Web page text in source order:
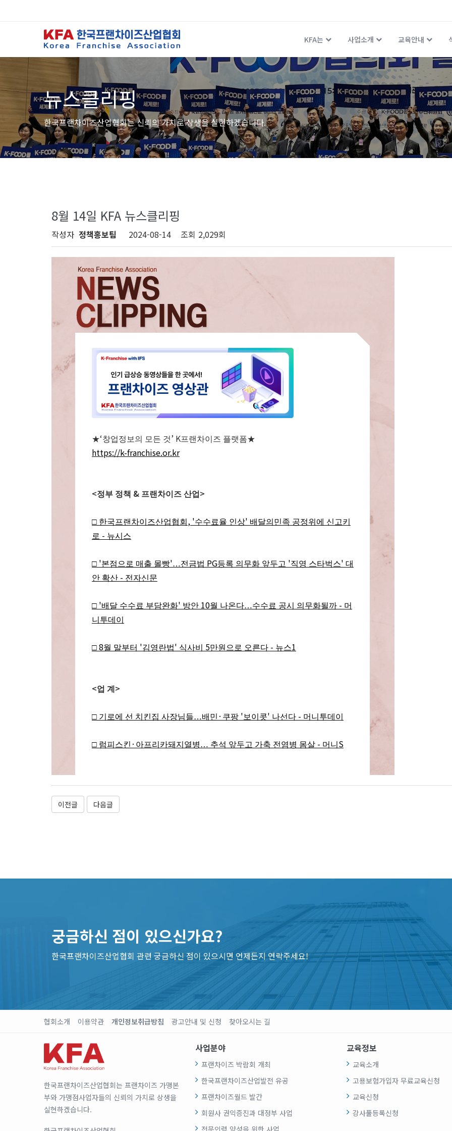
KFA는 사업소개 교육안내
뉴스클리핑
한국프랜차이즈산업협회는 신뢰의 가치로 상생을 실현하겠습니다.
8월 14일 KFA 뉴스클리핑
작성자 정책홍보팀 2024-08-14 조회 2,029회
★‘창업정보의 모든 것’ K프랜차이즈 플랫폼★
https://k-franchise.or.kr
<정부 정책 & 프랜차이즈 산업 >
□ 한국프랜차이즈산업협회 , '수수료율 인상' 배달의민족 공정위에 신고키
로 - 뉴시스
□ '본점으로 매출 몰빵'…전금법 PG등록 의무화 앞두고 '직영 스타벅스' 대
안 확산 - 전자신문
□ '배달 수수료 부담완화' 방안 10월 나온다…수수료 공시 의무화될까 - 머
니투데이
□ 8월 말부터 '김영란법' 식사비 5만원으로 오른다 - 뉴스1
<업 계 >
□ 기로에 선 치킨집 사장님들…배민 · 쿠팡 ' 보이콧' 나선다 - 머니투데이
□ 럼피스킨 · 아프리카돼지열병… 추석 앞두고 가축 전염병 몸살 - 머니 S
이전글 다음글
궁금하신 점이 있으신가요?
한국프랜차이즈산업협회 관련 궁금하신 점이 있으시면 언제든지 연락주세요!
협회소개 이용약관 개인정보취급방침 광고안내 및 신청 찾아오시는 길
한국프랜차이즈산업협회는 프랜차이즈 가맹본
부와 가맹점사업자들의 신뢰의 가치로 상생을
실현하겠습니다.
사업분야
프랜차이즈 박람회 개최
한국프랜차이즈산업발전 유공
프랜차이즈월드 발간
회원사 권익증진과 대정부 사업
전문인력 양성을 위한 사업
교육정보
교육소개
고용보험가입자 무료교육신청
교육신청
강사풀등록신청